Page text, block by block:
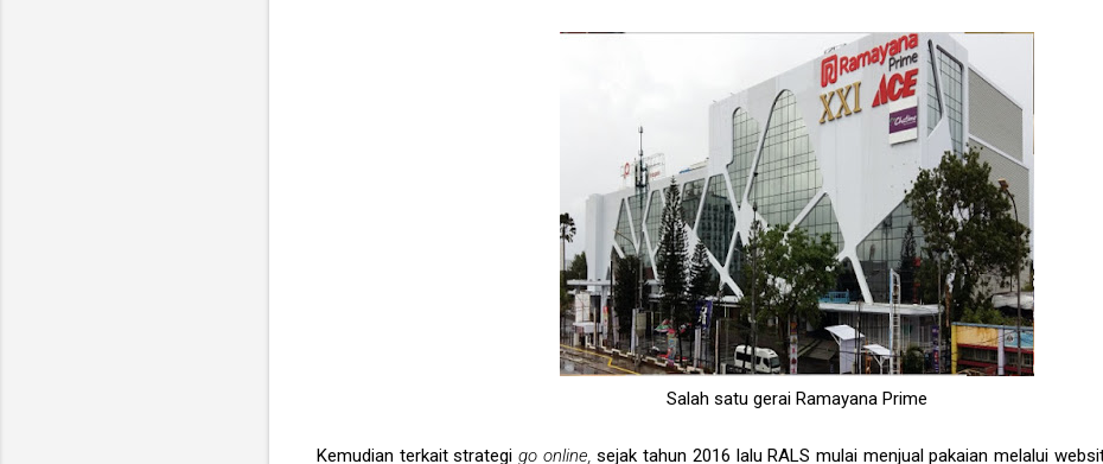
Salah satu gerai Ramayana Prime
Kemudian terkait strategigo online,sejak tahun 2016 lalu RALS mulai menjual pakaian melalui